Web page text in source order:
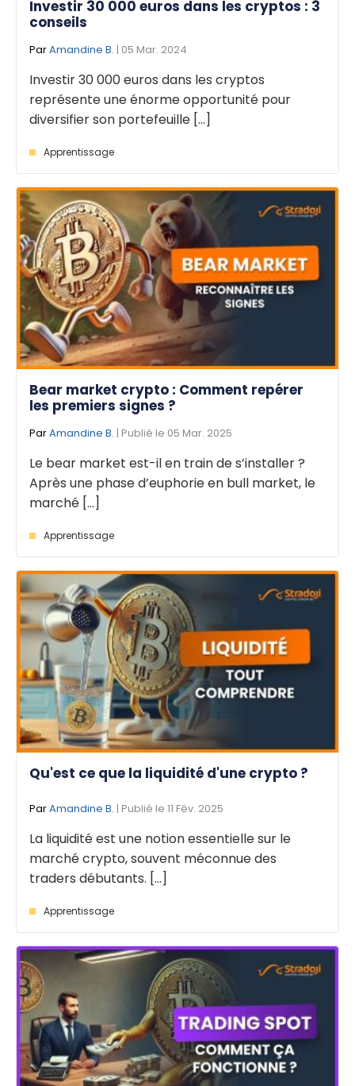
Investir 30 000 euros dans les cryptos : 3
conseils
ParAmandine B. | 05 Mar. 2024
Investir 30 000 euros dans les cryptos
représente une énorme opportunité pour
diversifier son portefeuille [...]
Apprentissage
Bear market crypto : Comment repérer
les premiers signes ?
ParAmandine B. | Publié le 05 Mar. 2025
Le bear market est-il en train de s’installer ?
Après une phase d’euphorie en bull market, le
marché [...]
Apprentissage
Qu'est ce que la liquidité d'une crypto ?
ParAmandine B. | Publié le 11 Fév. 2025
La liquidité est une notion essentielle sur le
marché crypto, souvent méconnue des
traders débutants. [...]
Apprentissage